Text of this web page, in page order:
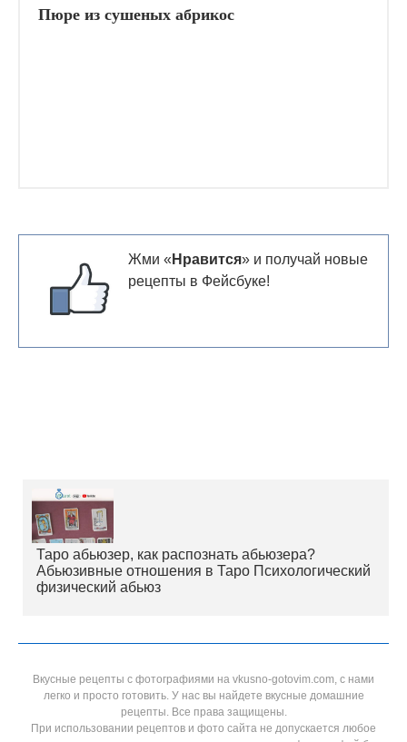
Пюре из сушеных абрикос
Жми « Нравится» и получай новые
рецепты в Фейсбуке!
Таро абьюзер, как распознать абьюзера?
Абьюзивные отношения в Таро Психологический
физический абьюз
Вкусные рецепты с фотографиями на vkusno-gotovim.com, с нами
легко и просто готовить. У нас вы найдете вкусные домашние
рецепты. Все права защищены.
При использовании рецептов и фото сайта не допускается любое